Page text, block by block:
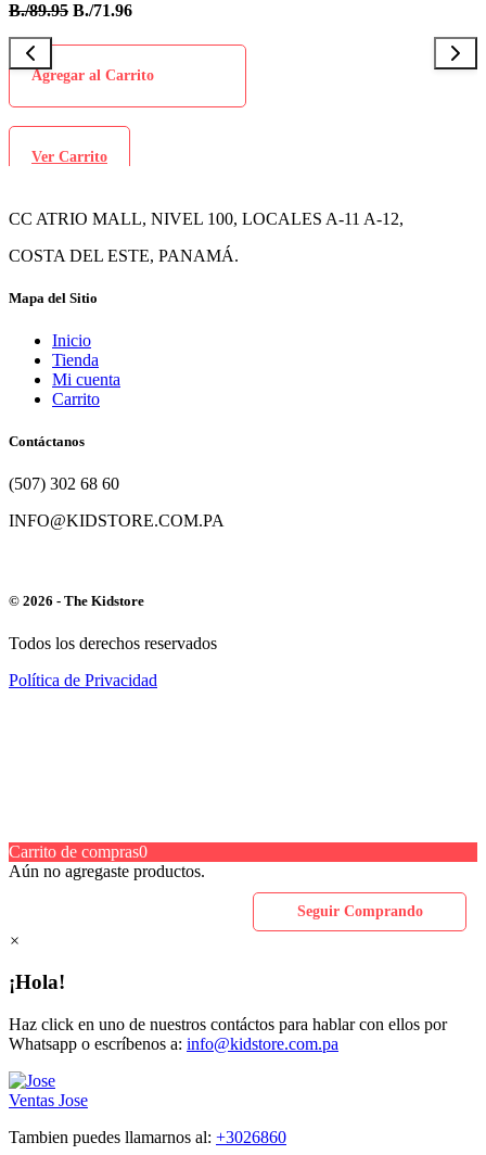
B./89.95 B./71.96
Agregar al Carrito
Ver Carrito
CC ATRIO MALL, NIVEL 100, LOCALES A-11 A-12,
COSTA DEL ESTE, PANAMÁ.
Mapa del Sitio
Inicio
Tienda
Mi cuenta
Carrito
Contáctanos
(507) 302 68 60
INFO@KIDSTORE.COM.PA
© 2026 - The Kidstore
Todos los derechos reservados
Política de Privacidad
Carrito de compras0
Aún no agregaste productos.
Seguir Comprando
×
¡Hola!
Haz click en uno de nuestros contáctos para hablar con ellos por
Whatsapp o escríbenos a: info@kidstore.com.pa
Ventas Jose
Tambien puedes llamarnos al: +3026860